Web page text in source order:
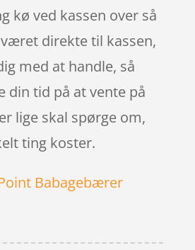
kø ved kassen over så
direkte til kassen,
med at handle, så
din tid på at vente på
lige skal spørge om,
ting koster.
Babagebærer